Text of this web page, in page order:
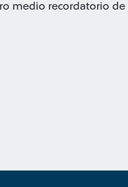
medio recordatorio de